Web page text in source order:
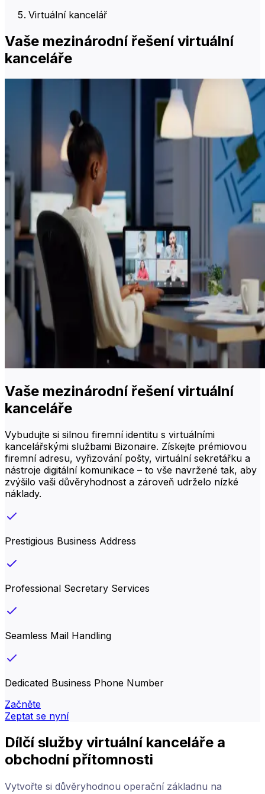
Virtuální kancelář
Vaše mezinárodní řešení virtuální
kanceláře
Vaše mezinárodní řešení virtuální
kanceláře
Vybudujte si silnou firemní identitu s virtuálními
kancelářskými službami Bizonaire. Získejte prémiovou
firemní adresu, vyřizování pošty, virtuální sekretářku a
nástroje digitální komunikace – to vše navržené tak, aby
zvýšilo vaši důvěryhodnost a zároveň udrželo nízké
náklady.
Prestigious Business Address
Professional Secretary Services
Seamless Mail Handling
Dedicated Business Phone Number
Začněte
Zeptat se nyní
Dílčí služby virtuální kanceláře a
obchodní přítomnosti
Vytvořte si důvěryhodnou operační základnu na